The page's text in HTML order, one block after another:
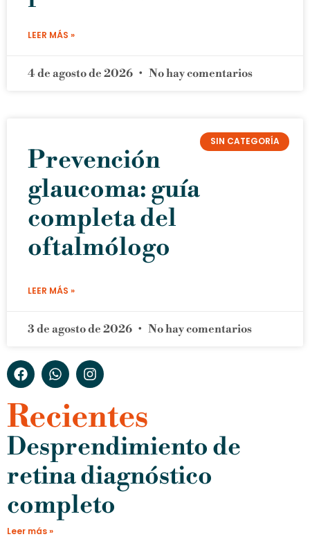
LEER MÁS »
4 de agosto de 2026 No hay comentarios
SIN CATEGORÍA
Prevención
glaucoma: guía
completa del
oftalmólogo
LEER MÁS »
3 de agosto de 2026 No hay comentarios
Recientes
Desprendimiento de
retina diagnóstico
completo
Leer más »